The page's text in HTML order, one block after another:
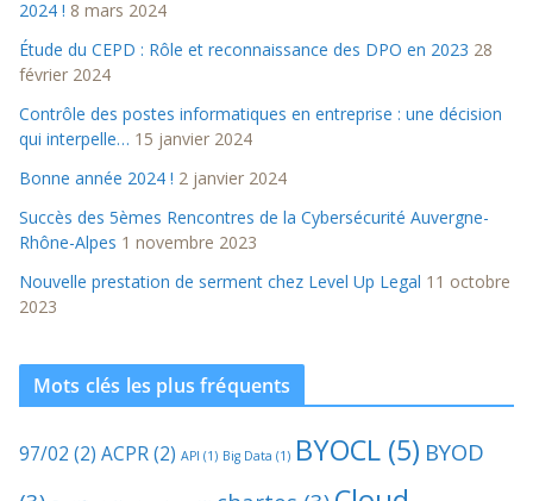
2024 ! 8 mars 2024
Étude du CEPD : Rôle et reconnaissance des DPO en 2023 28
février 2024
Contrôle des postes informatiques en entreprise : une décision
qui interpelle… 15 janvier 2024
Bonne année 2024 ! 2 janvier 2024
Succès des 5èmes Rencontres de la Cybersécurité Auvergne-
Rhône-Alpes 1 novembre 2023
Nouvelle prestation de serment chez Level Up Legal 11 octobre
2023
Mots clés les plus fréquents
97/02 (2) ACPR(2) API (1) Big Data (1) BYOCL (5) BYOD